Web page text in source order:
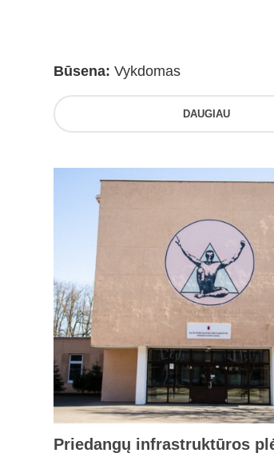
Būsena: Vykdomas
DAUGIAU
Priedangų infrastruktūros